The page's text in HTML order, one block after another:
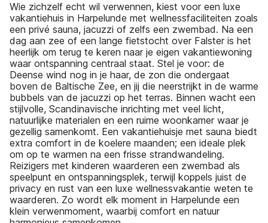
Wie zichzelf echt wil verwennen, kiest voor een luxe
vakantiehuis in Harpelunde met wellnessfaciliteiten zoals
een privé sauna, jacuzzi of zelfs een zwembad. Na een
dag aan zee of een lange fietstocht over Falster is het
heerlijk om terug te keren naar je eigen vakantiewoning
waar ontspanning centraal staat. Stel je voor: de
Deense wind nog in je haar, de zon die ondergaat
boven de Baltische Zee, en jij die neerstrijkt in de warme
bubbels van de jacuzzi op het terras. Binnen wacht een
stijlvolle, Scandinavische inrichting met veel licht,
natuurlijke materialen en een ruime woonkamer waar je
gezellig samenkomt. Een vakantiehuisje met sauna biedt
extra comfort in de koelere maanden; een ideale plek
om op te warmen na een frisse strandwandeling.
Reizigers met kinderen waarderen een zwembad als
speelpunt en ontspanningsplek, terwijl koppels juist de
privacy en rust van een luxe wellnessvakantie weten te
waarderen. Zo wordt elk moment in Harpelunde een
klein verwenmoment, waarbij comfort en natuur